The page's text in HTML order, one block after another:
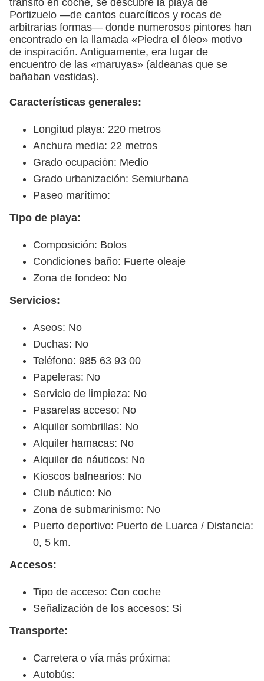
Portizuelo —de cantos cuarcíticos y rocas de
arbitrarias formas— donde numerosos pintores han
encontrado en la llamada «Piedra el óleo» motivo
de inspiración. Antiguamente, era lugar de
encuentro de las «maruyas» (aldeanas que se
bañaban vestidas).
Características generales:
Longitud playa: 220 metros
Anchura media: 22 metros
Grado ocupación: Medio
Grado urbanización: Semiurbana
Paseo marítimo:
Tipo de playa:
Composición: Bolos
Condiciones baño: Fuerte oleaje
Zona de fondeo: No
Servicios:
Aseos: No
Duchas: No
Teléfono: 985 63 93 00
Papeleras: No
Servicio de limpieza: No
Pasarelas acceso: No
Alquiler sombrillas: No
Alquiler hamacas: No
Alquiler de náuticos: No
Kioscos balnearios: No
Club náutico: No
Zona de submarinismo: No
Puerto deportivo: Puerto de Luarca / Distancia:
0, 5 km.
Accesos:
Tipo de acceso: Con coche
Señalización de los accesos: Si
Transporte:
Carretera o vía más próxima:
Autobús: